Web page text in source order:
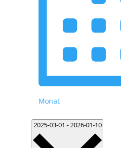
Monat
2025-03-01 -2026-01-10Datum